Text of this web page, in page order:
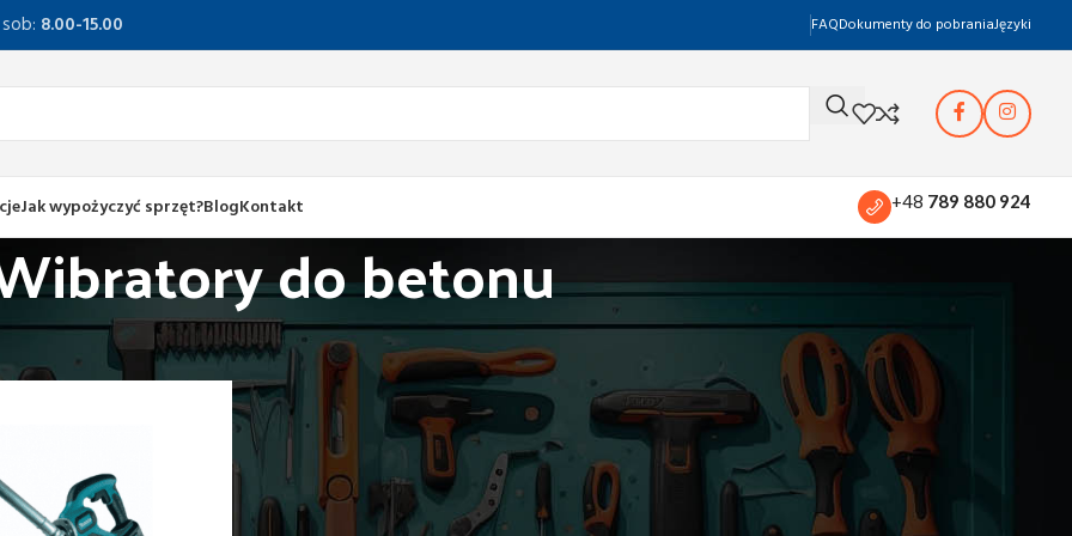
8.00-15.00 FAQDokumenty do pobraniaJęzyki
Jak wypożyczyć sprzęt?BlogKontakt +48 789 880 924
do betonu
betonu, gładzi, glazury Wibratory do betonu Pokaż 12 24 36